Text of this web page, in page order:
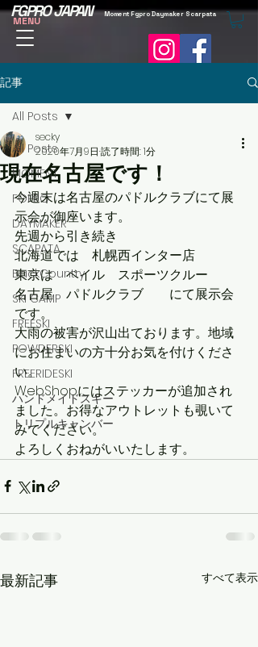
MENU
FGPRO JAPAN Moment Fgpro Daymaker Scarpata
記事
All Posts
MOMENT
FGPRO
DAYMAKER
SCAPATA
BackCountry
SKI CAMP
FREESKI
POWDERSKI
FREERIDESKI
ハンドメイドスキー
トリプルキャンバー
All Posts
現在名古屋です！
secky
2020年7月9日 読了時間: 1分
今週末は名古屋のパドルクラブにて展
示会が御座います。
先週から引き続き
北海道では　札幌西インター店
東京は　ベイル　スポーツクルー
名古屋　パドルクラブ　　にて展示会
です。
大雨の被害が沢山出ております。地域
にお住まいの方十分お気を付けくださ
い。
WebShopにはステッカーが追加され
ました。お得なアウトレットも覗いて
みてください。
よろしくおねがいいたします。
最新記事 すべて表示